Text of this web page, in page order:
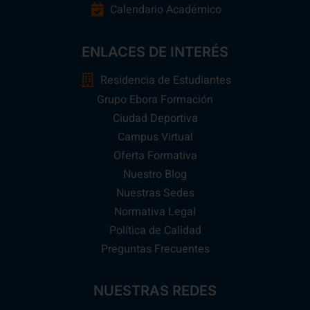
Calendario Académico
ENLACES DE INTERÉS
Residencia de Estudiantes
Grupo Ebora Formación
Ciudad Deportiva
Campus Virtual
Oferta Formativa
Nuestro Blog
Nuestras Sedes
Normativa Legal
Política de Calidad
Preguntas Frecuentes
NUESTRAS REDES